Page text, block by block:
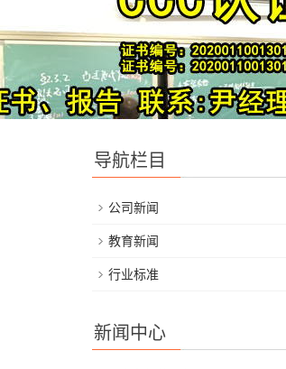
导航栏目
公司新闻
教育新闻
行业标准
新闻中心